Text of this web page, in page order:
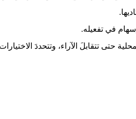
في تفعيله.
حتى تتقابلَ الآراء، وتتحددَ